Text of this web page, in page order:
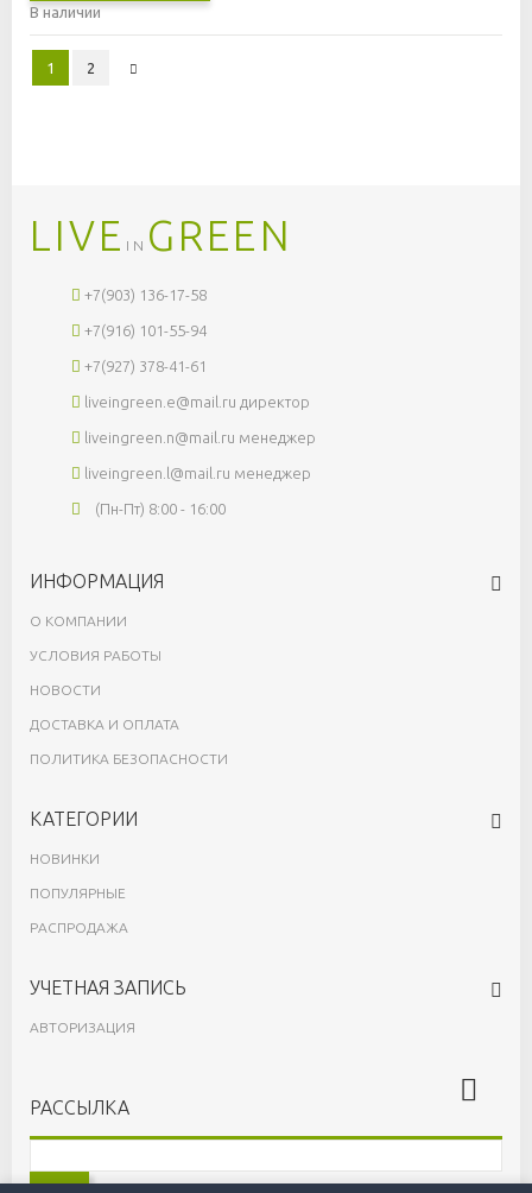
В наличии
1 2
LIVE IN GREEN
+7(903) 136-17-58
+7(916) 101-55-94
+7(927) 378-41-61
liveingreen.e@mail.ru директор
liveingreen.n@mail.ru менеджер
liveingreen.l@mail.ru менеджер
(Пн-Пт) 8:00 - 16:00
ИНФОРМАЦИЯ
О КОМПАНИИ
УСЛОВИЯ РАБОТЫ
НОВОСТИ
ДОСТАВКА И ОПЛАТА
ПОЛИТИКА БЕЗОПАСНОСТИ
КАТЕГОРИИ
НОВИНКИ
ПОПУЛЯРНЫЕ
РАСПРОДАЖА
УЧЕТНАЯ ЗАПИСЬ
АВТОРИЗАЦИЯ
РАССЫЛКА